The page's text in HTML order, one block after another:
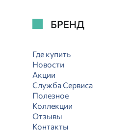
БРЕНД
Где купить
Новости
Акции
Служба Сервиса
Полезное
Коллекции
Отзывы
Контакты